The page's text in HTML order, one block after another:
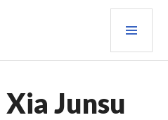
Xia Junsu